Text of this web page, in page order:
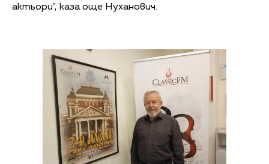
актьори", каза още Нуханович.